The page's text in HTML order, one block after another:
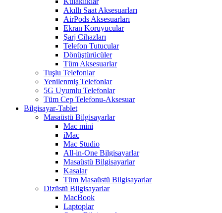
Akıllı Saat Aksesuarları
AirPods Aksesuarları
Ekran Koruyucular
Şarj Cihazları
Telefon Tutucular
Dönüştürücüler
Tüm Aksesuarlar
Tuşlu Telefonlar
Yenilenmiş Telefonlar
5G Uyumlu Telefonlar
Tüm Cep Telefonu-Aksesuar
Bilgisayar-Tablet
Masaüstü Bilgisayarlar
Mac mini
iMac
Mac Studio
All-in-One Bilgisayarlar
Masaüstü Bilgisayarlar
Kasalar
Tüm Masaüstü Bilgisayarlar
Dizüstü Bilgisayarlar
MacBook
Laptoplar